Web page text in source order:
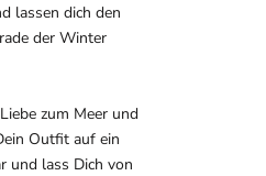
lassen dich den
der Winter
zum Meer und
Outfit auf ein
und lass Dich von